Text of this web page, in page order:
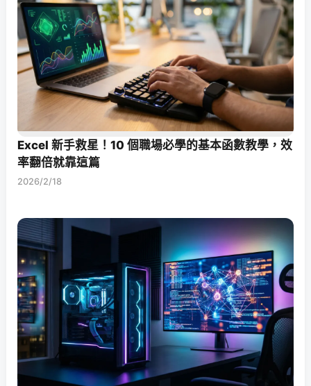
Excel 新手救星！10 個職場必學的基本函數教學，效
率翻倍就靠這篇
2026/2/18